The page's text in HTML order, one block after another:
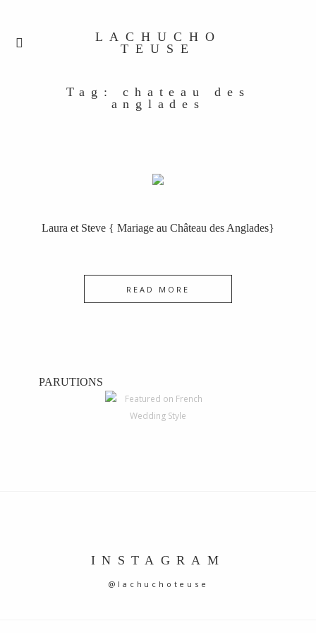
LACHUCHO
TEUSE
Tag: chateau des
anglades
Laura et Steve { Mariage au Château des Anglades}
READ MORE
PARUTIONS
INSTAGRAM
@lachuchoteuse